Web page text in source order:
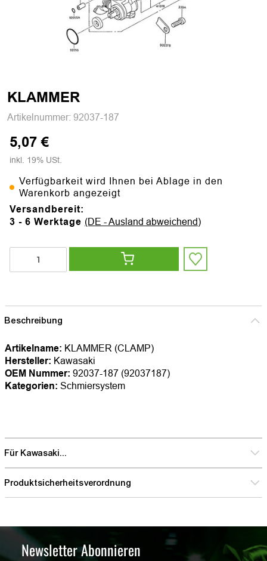
KLAMMER
Artikelnummer: 92037-187
5,07 €
inkl. 19% USt.
Verfügbarkeit wird Ihnen bei Ablage in den
Warenkorb angezeigt
Versandbereit:
3 - 6 Werktage (DE - Ausland abweichend)
Beschreibung
Artikelname: KLAMMER (CLAMP)
Hersteller: Kawasaki
OEM Nummer: 92037-187 (92037187)
Kategorien: Schmiersystem
Für Kawasaki...
Produktsicherheitsverordnung
Newsletter Abonnieren